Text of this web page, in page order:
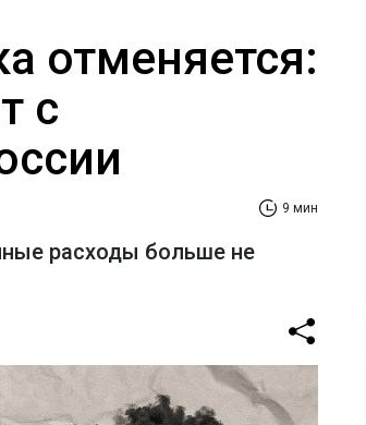
отменяется:
с
9 мин
расходы больше не